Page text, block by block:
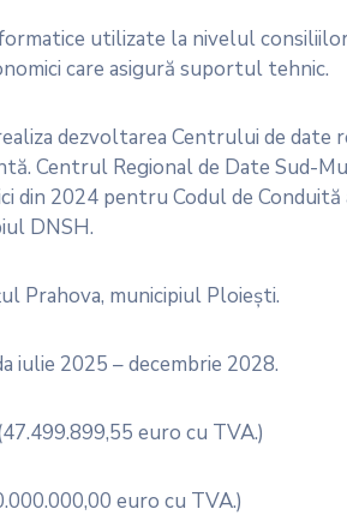
utilizate la nivelul consiliilor
care asigură suportul tehnic.
dezvoltarea Centrului de date
Centrul Regional de Date Sud-
din 2024 pentru Codul de Conduită
DNSH.
Prahova, municipiul Ploiești.
iulie 2025 – decembrie 2028.
euro cu TVA.)
euro cu TVA.)